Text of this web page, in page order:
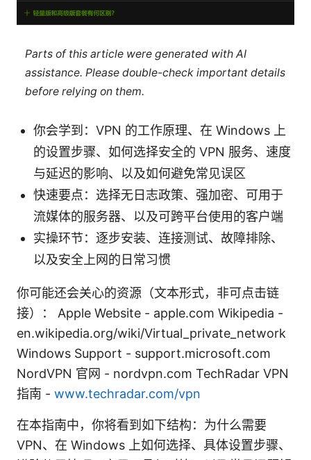
Parts of this article were generated with AI
assistance. Please double-check important details
before relying on them.
你会学到：VPN 的工作原理、在 Windows 上
的设置步骤、如何选择安全的 VPN 服务、速度
与延迟的影响、以及如何避免常见误区
快速要点：选择无日志政策、强加密、可用于
流媒体的服务器、以及可跨平台使用的客户端
实操环节：逐步安装、连接测试、故障排除、
以及安全上网的日常习惯
你可能还会关心的资源（文本形式，非可点击链
接）： Apple Website - apple.com Wikipedia -
en.wikipedia.org/wiki/Virtual_private_network
Windows Support - support.microsoft.com
NordVPN 官网 - nordvpn.com TechRadar VPN
指南 - www.techradar.com/vpn
在本指南中，你将看到如下结构：为什么需要
VPN、在 Windows 上如何选择、具体设置步骤、